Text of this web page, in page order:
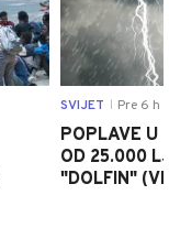
SVIJET Pre 6 h
POPLAVE U
OD 25.000
"DOLFIN"